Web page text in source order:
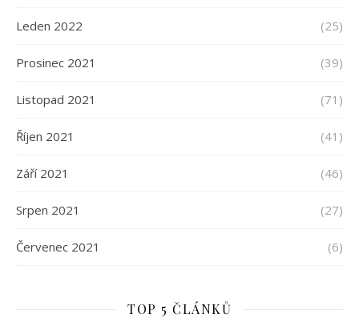
Leden 2022 (25)
Prosinec 2021 (39)
Listopad 2021 (71)
Říjen 2021 (41)
Září 2021 (46)
Srpen 2021 (27)
Červenec 2021 (6)
TOP 5 ČLÁNKŮ